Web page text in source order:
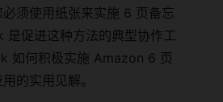
须使用纸张来实施 6 页备忘
是促进这种方法的典型协作工
如何积极实施 Amazon 6 页
的实用见解。